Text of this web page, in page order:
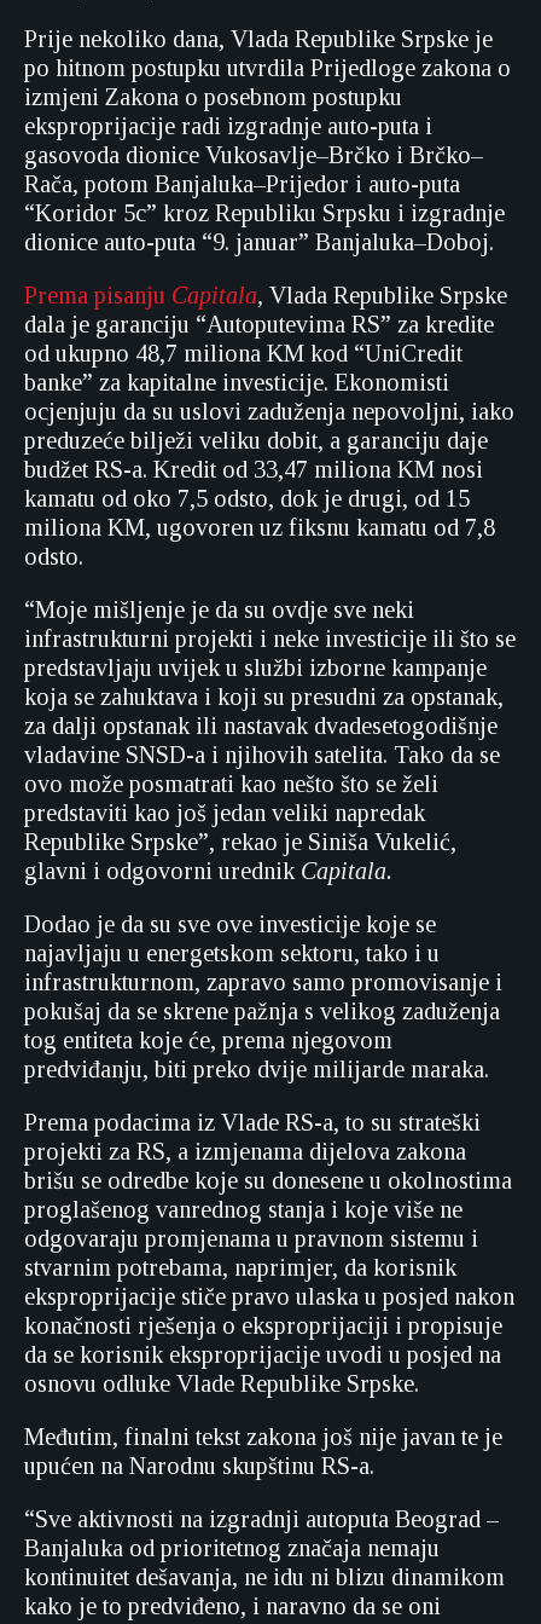
Prije nekoliko dana, Vlada Republike Srpske je
po hitnom postupku utvrdila Prijedloge zakona o
izmjeni Zakona o posebnom postupku
eksproprijacije radi izgradnje auto-puta i
gasovoda dionice Vukosavlje–Brčko i Brčko–
Rača, potom Banjaluka–Prijedor i auto-puta
“Koridor 5c” kroz Republiku Srpsku i izgradnje
dionice auto-puta “9. januar” Banjaluka–Doboj.
Prema pisanju Capitala, Vlada Republike Srpske
dala je garanciju “Autoputevima RS” za kredite
od ukupno 48,7 miliona KM kod “UniCredit
banke” za kapitalne investicije. Ekonomisti
ocjenjuju da su uslovi zaduženja nepovoljni, iako
preduzeće bilježi veliku dobit, a garanciju daje
budžet RS-a. Kredit od 33,47 miliona KM nosi
kamatu od oko 7,5 odsto, dok je drugi, od 15
miliona KM, ugovoren uz fiksnu kamatu od 7,8
odsto.
“Moje mišljenje je da su ovdje sve neki
infrastrukturni projekti i neke investicije ili što se
predstavljaju uvijek u službi izborne kampanje
koja se zahuktava i koji su presudni za opstanak,
za dalji opstanak ili nastavak dvadesetogodišnje
vladavine SNSD-a i njihovih satelita. Tako da se
ovo može posmatrati kao nešto što se želi
predstaviti kao još jedan veliki napredak
Republike Srpske”, rekao je Siniša Vukelić,
glavni i odgovorni urednik Capitala.
Dodao je da su sve ove investicije koje se
najavljaju u energetskom sektoru, tako i u
infrastrukturnom, zapravo samo promovisanje i
pokušaj da se skrene pažnja s velikog zaduženja
tog entiteta koje će, prema njegovom
predviđanju, biti preko dvije milijarde maraka.
Prema podacima iz Vlade RS-a, to su strateški
projekti za RS, a izmjenama dijelova zakona
brišu se odredbe koje su donesene u okolnostima
proglašenog vanrednog stanja i koje više ne
odgovaraju promjenama u pravnom sistemu i
stvarnim potrebama, naprimjer, da korisnik
eksproprijacije stiče pravo ulaska u posjed nakon
konačnosti rješenja o eksproprijaciji i propisuje
da se korisnik eksproprijacije uvodi u posjed na
osnovu odluke Vlade Republike Srpske.
Međutim, finalni tekst zakona još nije javan te je
upućen na Narodnu skupštinu RS-a.
“Sve aktivnosti na izgradnji autoputa Beograd –
Banjaluka od prioritetnog značaja nemaju
kontinuitet dešavanja, ne idu ni blizu dinamikom
kako je to predviđeno, i naravno da se oni